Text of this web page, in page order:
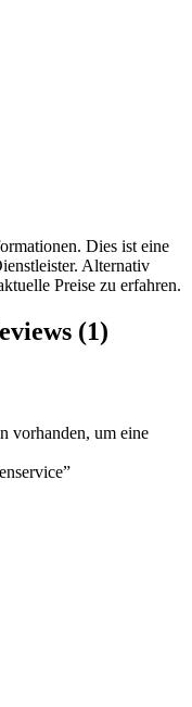
Dies ist eine
Alternativ
Preise zu erfahren.
(1)
vorhanden, um eine